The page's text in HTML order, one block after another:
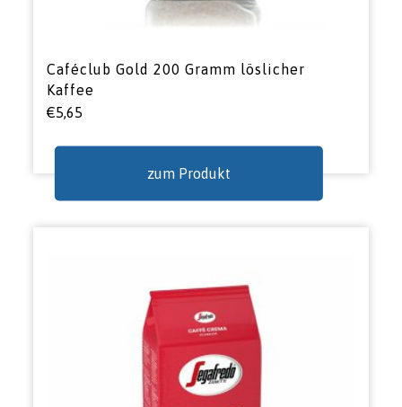
Caféclub Gold 200 Gramm löslicher
Kaffee
€5,65
zum Produkt